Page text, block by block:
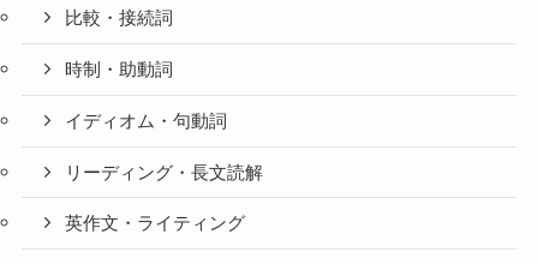
比較・接続詞
時制・助動詞
イディオム・句動詞
リーディング・長文読解
英作文・ライティング